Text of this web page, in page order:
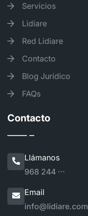
Servicios
Lidiare
Red Lidiare
Contacto
Blog Jurídico
FAQs
Contacto
Llámanos
968 244 ···
Email
info@lidiare.com